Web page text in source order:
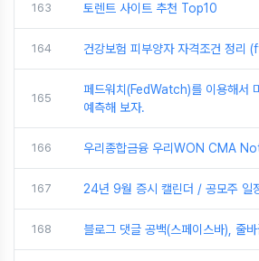
163 토렌트 사이트 추천 Top10
164 건강보험 피부양자 자격조건 정리
165
페드워치(FedWatch)를 이용해서
예측해 보자.
166 우리종합금융 우리WON CMA
167 24년 9월 증시 캘린더 / 공모주 일
168 블로그 댓글 공백(스페이스바), 줄